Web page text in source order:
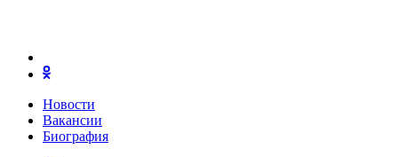
Новости
Вакансии
Биография